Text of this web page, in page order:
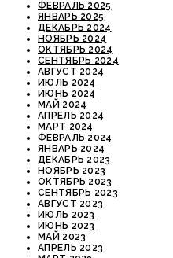
ФЕВРАЛЬ 2025
ЯНВАРЬ 2025
ДЕКАБРЬ 2024
НОЯБРЬ 2024
ОКТЯБРЬ 2024
СЕНТЯБРЬ 2024
АВГУСТ 2024
ИЮЛЬ 2024
ИЮНЬ 2024
МАЙ 2024
АПРЕЛЬ 2024
МАРТ 2024
ФЕВРАЛЬ 2024
ЯНВАРЬ 2024
ДЕКАБРЬ 2023
НОЯБРЬ 2023
ОКТЯБРЬ 2023
СЕНТЯБРЬ 2023
АВГУСТ 2023
ИЮЛЬ 2023
ИЮНЬ 2023
МАЙ 2023
АПРЕЛЬ 2023